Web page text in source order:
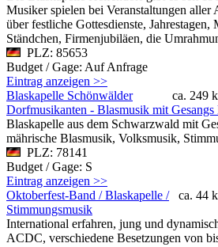
Musiker spielen bei Veranstaltungen
über festliche Gottesdienste,
Ständchen, Firmenjubiläen, die
PLZ: 85653
Budget / Gage: Auf Anfrage
Eintrag anzeigen >>
ca. 249
Blaskapelle Schönwälder
Dorfmusikanten - Blasmusik mit Gesangs
Blaskapelle aus dem Schwarzwald mit
mährische Blasmusik, Volksmusik,
PLZ: 78141
Budget / Gage: S
Eintrag anzeigen >>
ca. 44
Oktoberfest-Band / Blaskapelle /
Stimmungsmusik
International erfahren, jung und
ACDC, verschiedene Besetzungen von